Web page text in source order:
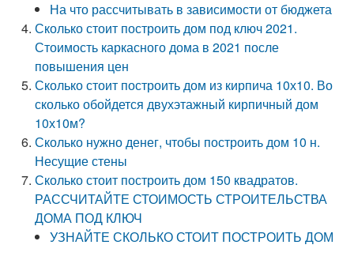
На что рассчитывать в зависимости от бюджета
Сколько стоит построить дом под ключ 2021.
Стоимость каркасного дома в 2021 после
повышения цен
Сколько стоит построить дом из кирпича 10х10. Во
сколько обойдется двухэтажный кирпичный дом
10х10м?
Сколько нужно денег, чтобы построить дом 10 н.
Несущие стены
Сколько стоит построить дом 150 квадратов.
РАССЧИТАЙТЕ СТОИМОСТЬ СТРОИТЕЛЬСТВА
ДОМА ПОД КЛЮЧ
УЗНАЙТЕ СКОЛЬКО СТОИТ ПОСТРОИТЬ ДОМ